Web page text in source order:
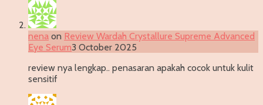
nena on Review Wardah Crystallure Supreme Advanced
Eye Serum3 October 2025
review nya lengkap.. penasaran apakah cocok untuk kulit
sensitif